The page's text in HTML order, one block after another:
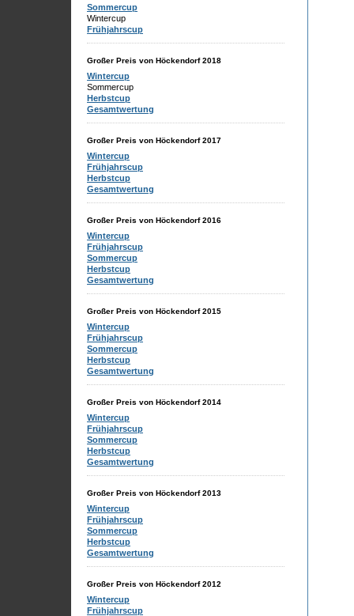
Sommercup
Wintercup
Frühjahrscup
Großer Preis von Höckendorf 2018
Wintercup
Sommercup
Herbstcup
Gesamtwertung
Großer Preis von Höckendorf 2017
Wintercup
Frühjahrscup
Herbstcup
Gesamtwertung
Großer Preis von Höckendorf 2016
Wintercup
Frühjahrscup
Sommercup
Herbstcup
Gesamtwertung
Großer Preis von Höckendorf 2015
Wintercup
Frühjahrscup
Sommercup
Herbstcup
Gesamtwertung
Großer Preis von Höckendorf 2014
Wintercup
Frühjahrscup
Sommercup
Herbstcup
Gesamtwertung
Großer Preis von Höckendorf 2013
Wintercup
Frühjahrscup
Sommercup
Herbstcup
Gesamtwertung
Großer Preis von Höckendorf 2012
Wintercup
Frühjahrscup